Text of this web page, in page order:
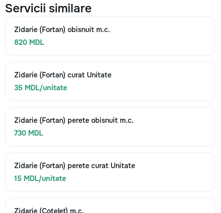
Servicii similare
Zidarie (Fortan) obisnuit m.c.
820 MDL
Zidarie (Fortan) curat Unitate
35 MDL/unitate
Zidarie (Fortan) perete obisnuit m.c.
730 MDL
Zidarie (Fortan) perete curat Unitate
15 MDL/unitate
Zidarie (Cotelet) m.c.